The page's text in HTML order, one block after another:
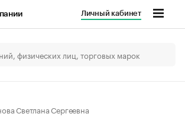
Личный кабинет
Светлана Сергеевна